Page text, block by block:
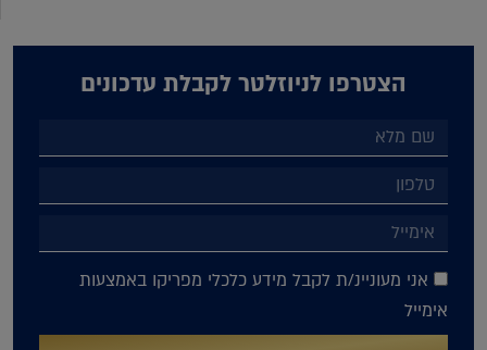
הצטרפו לניוזלטר לקבלת עדכונים
אני מעוניינ/ת לקבל מידע כלכלי מפריקו באמצעות
אימייל